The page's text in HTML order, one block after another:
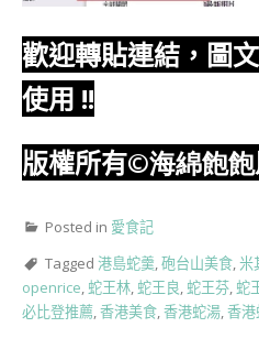
歡迎轉貼連結，圖
使用 !!
版權所有©海綿飽
Posted in 愛食記
Tagged 港島蛇羹,砲台山美食,米
openrice, 蛇王林, 蛇王良, 蛇王芬, 蛇
必比登推薦,香港美食,香港蛇湯,香